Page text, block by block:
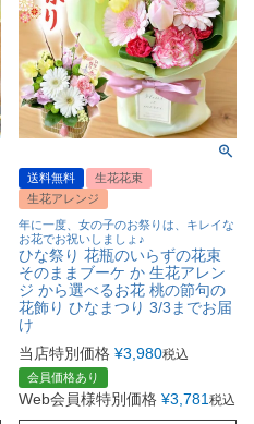
送料無料
生花花束
生花アレンジ
年に一度、女の子のお祭りは、キレイな
お花でお祝いしましょ♪
ひな祭り 花瓶のいらずの花束
そのままブーケ か 生花アレン
ジ から選べるお花 桃の節句の
花飾り ひなまつり 3/3までお届
け
当店特別価格 ¥3,980税込
会員価格あり
Web会員様特別価格 ¥3,781 税込